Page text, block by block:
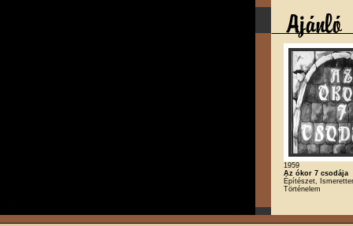
1959
Az ókor 7 csodája
Építészet,
Történelem